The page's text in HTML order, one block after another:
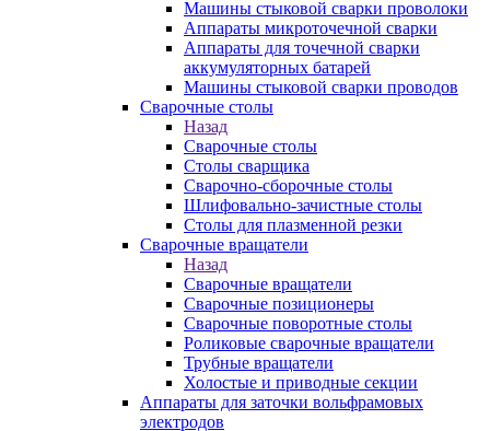
Машины стыковой сварки проволоки
Аппараты микроточечной сварки
Аппараты для точечной сварки
аккумуляторных батарей
Машины стыковой сварки проводов
Сварочные столы
Назад
Сварочные столы
Столы сварщика
Сварочно-сборочные столы
Шлифовально-зачистные столы
Столы для плазменной резки
Сварочные вращатели
Назад
Сварочные вращатели
Сварочные позиционеры
Сварочные поворотные столы
Роликовые сварочные вращатели
Трубные вращатели
Холостые и приводные секции
Аппараты для заточки вольфрамовых
электродов